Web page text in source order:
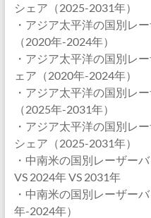
シェア（2025-2031年）
・アジア太平洋の国別レ
（2020年-2024年）
・アジア太平洋の国別レ
ェア（2020年-2024年）
・アジア太平洋の国別レ
（2025年-2031年）
・アジア太平洋の国別レ
シェア（2025-2031年）
・中南米の国別レーザー
VS 2024年 VS 2031年
・中南米の国別レーザー
年-2024年）